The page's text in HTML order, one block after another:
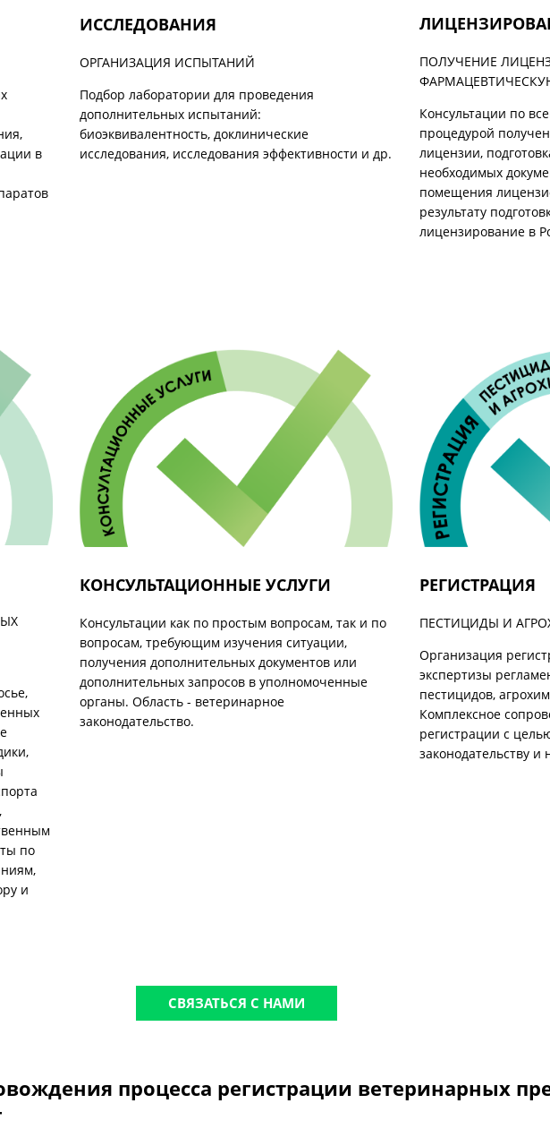
в
ИССЛЕДОВАНИЯ
ОРГАНИЗАЦИЯ ИСПЫТАНИЙ
Подбор лаборатории для проведения
дополнительных испытаний:
биоэквивалентность, доклинические
исследования, исследования эффективности и др.
ПОЛУЧЕНИЕ
Консультации по
процедурой
лицензии,
необходимых
помещения
результату
лицензирование в
по
и
КОНСУЛЬТАЦИОННЫЕ УСЛУГИ
Консультации как по простым вопросам, так и по
вопросам, требующим изучения ситуации,
получения дополнительных документов или
дополнительных запросов в уполномоченные
органы. Область - ветеринарное
законодательство.
РЕГИСТРАЦИЯ
ПЕСТИЦИДЫ И
Организация
экспертизы
пестицидов,
Комплексное
регистрации с
законодательству
СВЯЗАТЬСЯ С НАМИ
процесса регистрации ветеринарных